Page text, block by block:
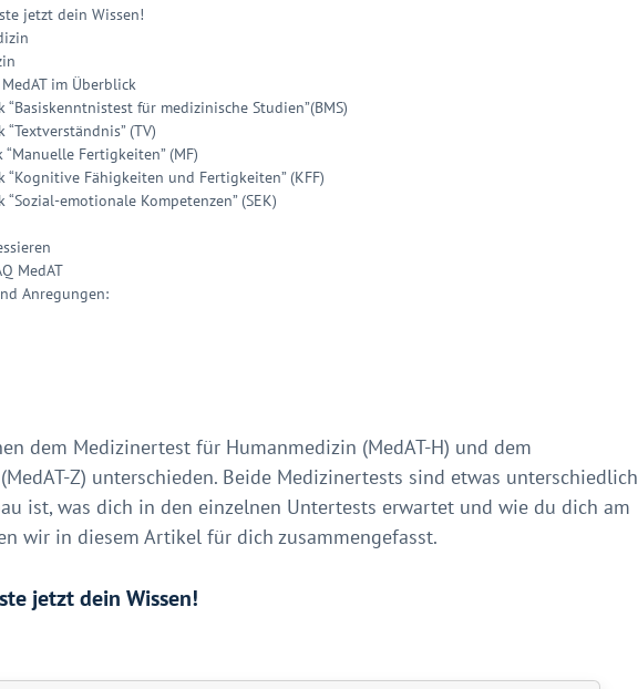
jetzt dein Wissen!
im Überblick
“Basiskenntnistest für medizinische Studien”(BMS)
(TV)
Fertigkeiten” (MF)
“Kognitive Fähigkeiten und Fertigkeiten” (KFF)
emotionale Kompetenzen” (SEK)
MedAT
Anregungen:
dem Medizinertest für Humanmedizin (MedAT-H) und dem
Z) unterschieden. Beide Medizinertests sind etwas unterschiedlich
ist, was dich in den einzelnen Untertests erwartet und wie du dich am
wir in diesem Artikel für dich zusammengefasst.
jetzt dein Wissen!